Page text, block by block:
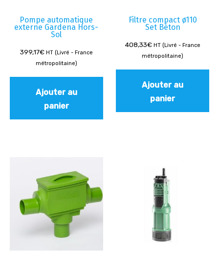
Pompe automatique
externe Gardena Hors-
Sol
399,17€ HT (Livré - France
métropolitaine)
Ajouter au
panier
Filtre compact ø110
Set Béton
408,33€ HT (Livré - France
métropolitaine)
Ajouter au
panier